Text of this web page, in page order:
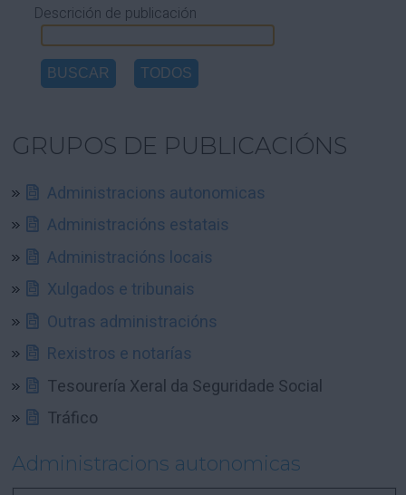
AXUDA
Descrición de publicación
GRUPOS DE PUBLICACIÓNS
Administracions autonomicas
Administracións estatais
Administracións locais
Xulgados e tribunais
Outras administracións
Rexistros e notarías
Tesourería Xeral da Seguridade Social
Tráfico
Administracions autonomicas